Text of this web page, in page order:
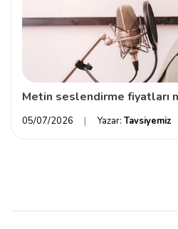
Metin seslendirme fiyatları
05/07/2026 Yazar: Tavsiyemiz